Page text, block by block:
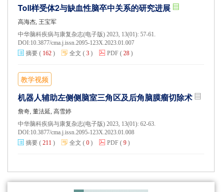
Toll样受体2与缺血性脑卒中关系的研究进展
高海杰, 王宝军
中华脑科疾病与康复杂志(电子版) 2023, 13(01): 57-61.
DOI:10.3877/cma.j.issn.2095-123X.2023.01.007
摘要 ( 162 ) 全文 ( 3 ) PDF ( 28 )
教学视频
机器人辅助左侧侧脑室三角区及后角脑膜瘤切除术
詹奇, 董法延, 高雪婷
中华脑科疾病与康复杂志(电子版) 2023, 13(01): 62-63.
DOI:10.3877/cma.j.issn.2095-123X.2023.01.008
摘要 ( 211 ) 全文 ( 0 ) PDF ( 9 )